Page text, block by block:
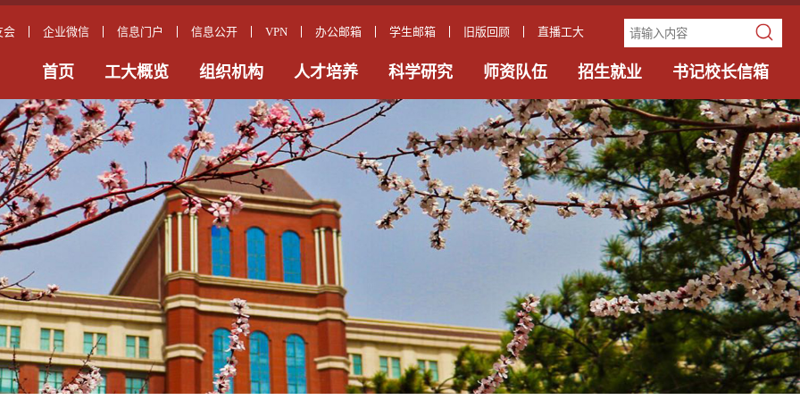
会 企业微信 信息门户 信息公开 VPN 办公邮箱 学生邮箱 旧版回顾 直播工大
首页 工大概览 组织机构 人才培养 科学研究 师资队伍 招生就业 书记校长信箱